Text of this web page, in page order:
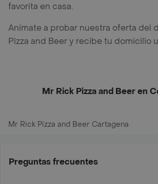
favorita en casa.
Anímate a probar nuestra oferta del
Pizza and Beer y recibe tu domicilio
Mr Rick Pizza and Beer en
Mr Rick Pizza and Beer Cartagena
Preguntas frecuentes